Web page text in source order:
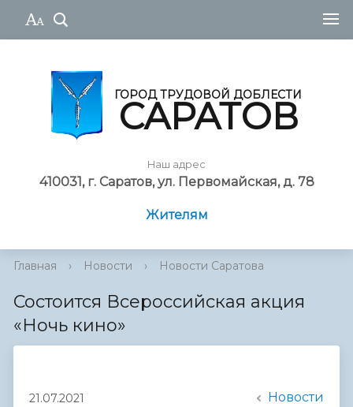
ГОРОД ТРУДОВОЙ ДОБЛЕСТИ
САРАТОВ
Наш адрес
410031, г. Саратов, ул. Первомайская, д. 78
Жителям
Главная › Новости › Новости Саратова
Состоится Всероссийская акция
«Ночь кино»
21.07.2021 Новости